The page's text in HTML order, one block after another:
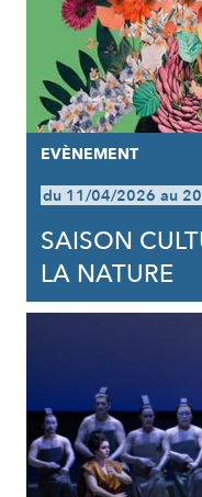
EVÈNEMENT
du 11/04/2026 au
SAISON
LA NATURE